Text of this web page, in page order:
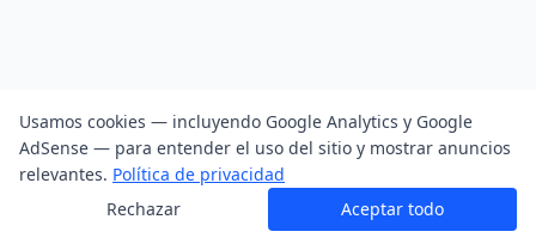
Usamos cookies — incluyendo Google Analytics y Google
AdSense — para entender el uso del sitio y mostrar anuncios
relevantes. Política de privacidad
Rechazar
Aceptar todo